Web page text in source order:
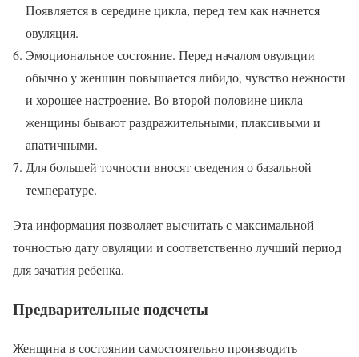
Появляется в середине цикла, перед тем как начнется
овуляция.
Эмоциональное состояние. Перед началом овуляции
обычно у женщин повышается либидо, чувство нежности
и хорошее настроение. Во второй половине цикла
женщины бывают раздражительными, плаксивыми и
апатичными.
Для большей точности вносят сведения о базальной
температуре.
Эта информация позволяет высчитать с максимальной
точностью дату овуляции и соответственно лучший период
для зачатия ребенка.
Предварительные подсчеты
Женщина в состоянии самостоятельно производить